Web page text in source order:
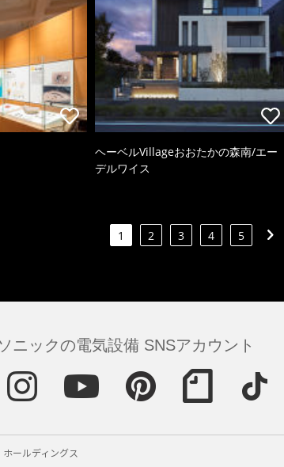
ヘーベルVillageおおたかの森南/エー
デルワイス
1 2 3 4 5
ニックの電気設備 SNSアカウント
ールディングス